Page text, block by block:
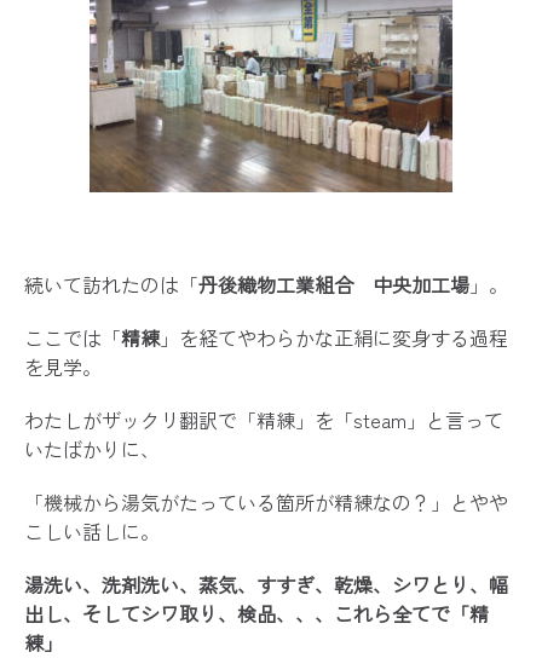
続いて訪れたのは「丹後織物工業組合 中央加工場 」。
ここでは「精練」を経てやわらかな正絹に変身する過程
を見学。
わたしがザックリ翻訳で「精練」を「steam」と言って
いたばかりに、
「機械から湯気がたっている箇所が精練なの？」とやや
こしい話しに。
湯洗い、洗剤洗い、蒸気、すすぎ、乾燥、シワとり、幅
出し、そしてシワ取り、検品、、、これら全てで「精
練」